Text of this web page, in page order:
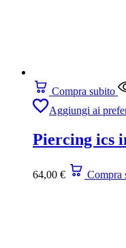
Compra subito
Aggiungi ai
Piercing ics
64,00 € Compra